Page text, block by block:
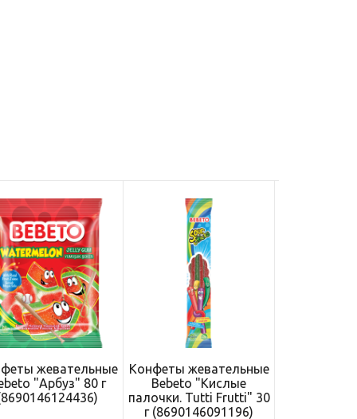
жевательные
"Арбуз" 80 г
Конфеты жевательные
Bebeto "Кислые
палочки. Tutti Frutti" 30
г (8690146091196)